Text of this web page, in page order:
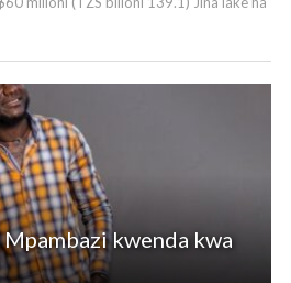
Mpambazi kwenda kwa